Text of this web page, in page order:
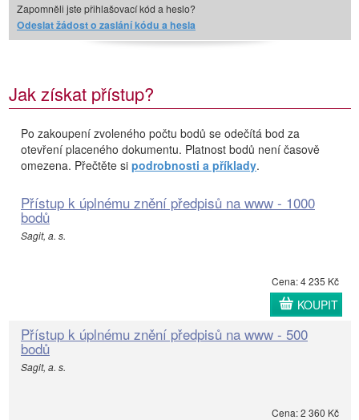
Zapomněli jste přihlašovací kód a heslo?
Odeslat žádost o zaslání kódu a hesla
Jak získat přístup?
Po zakoupení zvoleného počtu bodů se odečítá bod za
otevření placeného dokumentu. Platnost bodů není časově
omezena. Přečtěte si podrobnosti a příklady.
Přístup k úplnému znění předpisů na www - 1000
bodů
Sagit, a. s.
Cena: 4 235 Kč
KOUPIT
Přístup k úplnému znění předpisů na www - 500
bodů
Sagit, a. s.
Cena: 2 360 Kč